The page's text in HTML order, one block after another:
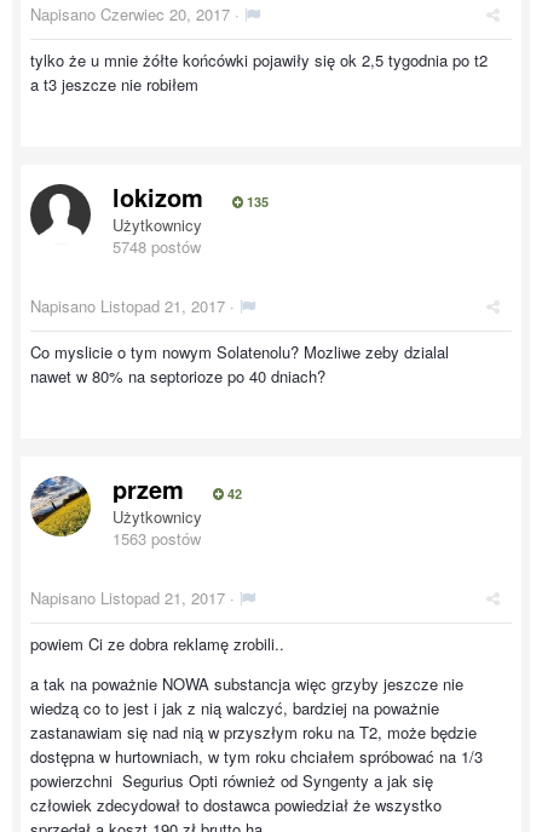
Napisano Czerwiec 20, 2017 ·
tylko że u mnie żółte końcówki pojawiły się ok 2,5 tygodnia po t2
a t3 jeszcze nie robiłem
lokizom 135
Użytkownicy
5748 postów
Napisano Listopad 21, 2017 ·
Co myslicie o tym nowym Solatenolu? Mozliwe zeby dzialal
nawet w 80% na septorioze po 40 dniach?
przem 42
Użytkownicy
1563 postów
Napisano Listopad 21, 2017 ·
powiem Ci ze dobra reklamę zrobili..
a tak na poważnie NOWA substancja więc grzyby jeszcze nie
wiedzą co to jest i jak z nią walczyć, bardziej na poważnie
zastanawiam się nad nią w przyszłym roku na T2, może będzie
dostępna w hurtowniach, w tym roku chciałem spróbować na 1/3
powierzchni Segurius Opti również od Syngenty a jak się
człowiek zdecydował to dostawca powiedział że wszystko